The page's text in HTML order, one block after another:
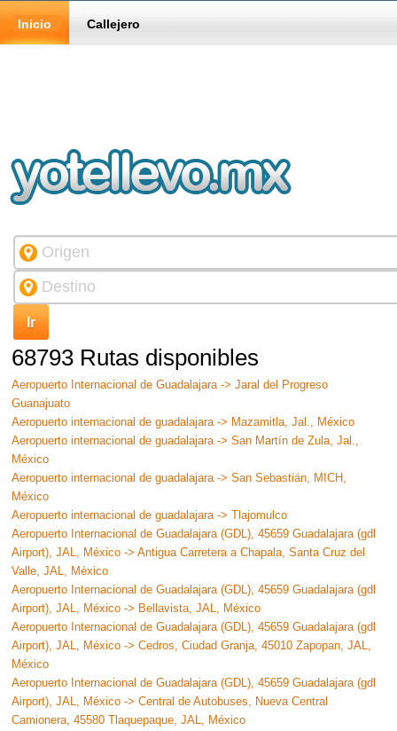
Inicio Callejero
68793 Rutas disponibles
Aeropuerto Internacional de Guadalajara -> Jaral del Progreso
Guanajuato
Aeropuerto internacional de guadalajara -> Mazamitla, Jal., México
Aeropuerto internacional de guadalajara -> San Martín de Zula, Jal.,
México
Aeropuerto internacional de guadalajara -> San Sebastián, MICH,
México
Aeropuerto internacional de guadalajara -> Tlajomulco
Aeropuerto Internacional de Guadalajara (GDL), 45659 Guadalajara (gdl
Airport), JAL, México -> Antigua Carretera a Chapala, Santa Cruz del
Valle, JAL, México
Aeropuerto Internacional de Guadalajara (GDL), 45659 Guadalajara (gdl
Airport), JAL, México -> Bellavista, JAL, México
Aeropuerto Internacional de Guadalajara (GDL), 45659 Guadalajara (gdl
Airport), JAL, México -> Cedros, Ciudad Granja, 45010 Zapopan, JAL,
México
Aeropuerto Internacional de Guadalajara (GDL), 45659 Guadalajara (gdl
Airport), JAL, México -> Central de Autobuses, Nueva Central
Camionera, 45580 Tlaquepaque, JAL, México